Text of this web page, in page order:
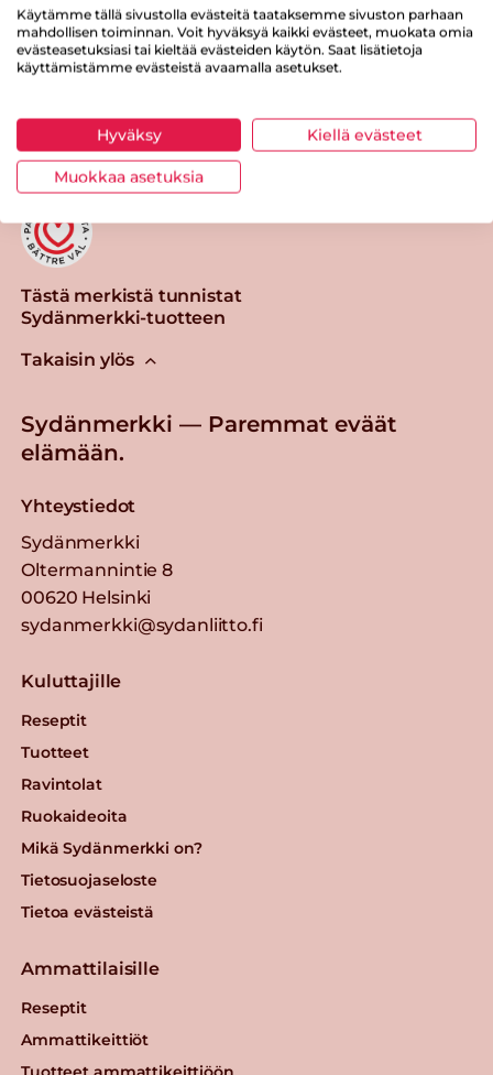
Tästä merkistä tunnistat
Sydänmerkki-tuotteen
Takaisin ylös
Sydänmerkki — Paremmat eväät
elämään.
Yhteystiedot
Sydänmerkki
Oltermannintie 8
00620 Helsinki
sydanmerkki@sydanliitto.fi
Kuluttajille
Reseptit
Tuotteet
Ravintolat
Ruokaideoita
Mikä Sydänmerkki on?
Tietosuojaseloste
Tietoa evästeistä
Ammattilaisille
Reseptit
Ammattikeittiöt
Käytämme tällä sivustolla evästeitä taataksemme sivuston parhaan
mahdollisen toiminnan. Voit hyväksyä kaikki evästeet, muokata omia
evästeasetuksiasi tai kieltää evästeiden käytön. Saat lisätietoja
käyttämistämme evästeistä avaamalla asetukset.
Hyväksy Kiellä evästeet
Muokkaa asetuksia